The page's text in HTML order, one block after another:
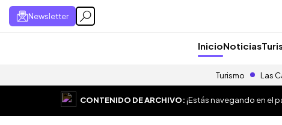
Newsletter
InicioNoticias
Turismo Las
CONTENIDO DE ARCHIVO:¡Estás navegando en el